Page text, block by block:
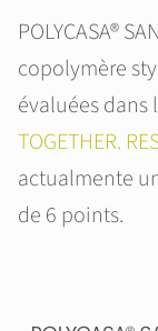
POLYCASA®
copolymère
évaluées dans
TOGETHER.
actualmente
de 6 points.